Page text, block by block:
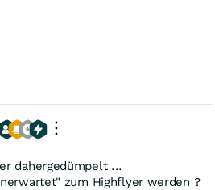
dahergedümpelt ...
zum Highflyer werden ?